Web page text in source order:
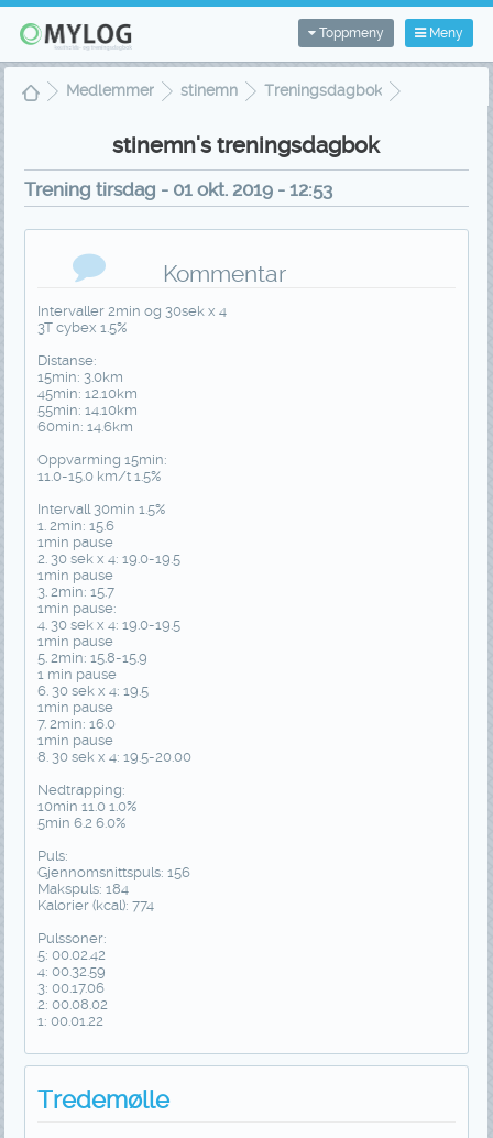
Meny
Toppmeny
Medlemmer stinemn
Treningsdagbok
stinemn's treningsdagbok
Trening tirsdag - 01 okt. 2019 - 12:53
Kommentar
Intervaller 2min og 30sek x 4
3T cybex 1.5%
Distanse:
15min: 3.0km
45min: 12.10km
55min: 14.10km
60min: 14.6km
Oppvarming 15min:
11.0-15.0 km/t 1.5%
Intervall 30min 1.5%
1. 2min: 15.6
1min pause
2. 30 sek x 4: 19.0-19.5
1min pause
3. 2min: 15.7
1min pause:
4. 30 sek x 4: 19.0-19.5
1min pause
5. 2min: 15.8-15.9
1 min pause
6. 30 sek x 4: 19.5
1min pause
7. 2min: 16.0
1min pause
8. 30 sek x 4: 19.5-20.00
Nedtrapping:
10min 11.0 1.0%
5min 6.2 6.0%
Puls:
Gjennomsnittspuls: 156
Makspuls: 184
Kalorier (kcal): 774
Pulssoner:
5: 00.02.42
4: 00.32.59
3: 00.17.06
2: 00.08.02
1: 00.01.22
Tredemølle